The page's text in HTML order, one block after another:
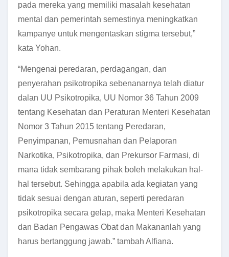
pada mereka yang memiliki masalah kesehatan
mental dan pemerintah semestinya meningkatkan
kampanye untuk mengentaskan stigma tersebut,”
kata Yohan.
“Mengenai peredaran, perdagangan, dan
penyerahan psikotropika sebenanarnya telah diatur
dalan UU Psikotropika, UU Nomor 36 Tahun 2009
tentang Kesehatan dan Peraturan Menteri Kesehatan
Nomor 3 Tahun 2015 tentang Peredaran,
Penyimpanan, Pemusnahan dan Pelaporan
Narkotika, Psikotropika, dan Prekursor Farmasi, di
mana tidak sembarang pihak boleh melakukan hal-
hal tersebut. Sehingga apabila ada kegiatan yang
tidak sesuai dengan aturan, seperti peredaran
psikotropika secara gelap, maka Menteri Kesehatan
dan Badan Pengawas Obat dan Makananlah yang
harus bertanggung jawab.” tambah Alfiana.